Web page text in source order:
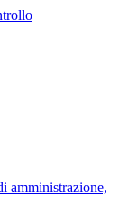
amministrazione,